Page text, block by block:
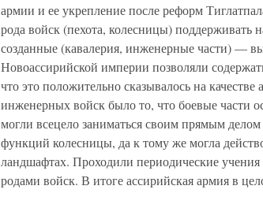
армии и ее укрепление после реформ
рода войск (пехота, колесницы) поддерживать
созданные (кавалерия, инженерные части) —
Новоассирийской империи позволяли
что это положительно сказывалось на
инженерных войск было то, что боевые части
могли всецело заниматься своим прямым
функций колесницы, да к тому же могла
ландшафтах. Проходили периодические
родами войск. В итоге ассирийская армия в